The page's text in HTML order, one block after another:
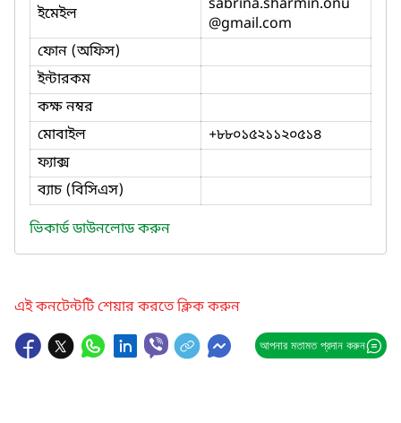
ইমেইল
sabrina.sharmin.onu
@gmail.com
ফোন (অফিস)
ইন্টারকম
কক্ষ নম্বর
মোবাইল
+৮৮০১৫২১১২০৫১৪
ফ্যাক্স
ব্যাচ (বিসিএস)
ভিকার্ড ডাউনলোড করুন
এই কনটেন্টটি শেয়ার করতে ক্লিক করুন
আপনার মতামত প্রদান করুন